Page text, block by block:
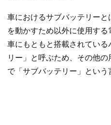
車におけるサブバッテリー
を動かすため以外に使用する
車にもともと搭載されてい
リー」と呼ぶため、その他
で「サブバッテリー」という